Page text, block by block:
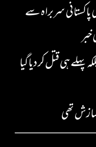
کسنجر کی پاکستانی سربراہ سے
پہلے ہی قتل کر دیا گیا
سازش تھی